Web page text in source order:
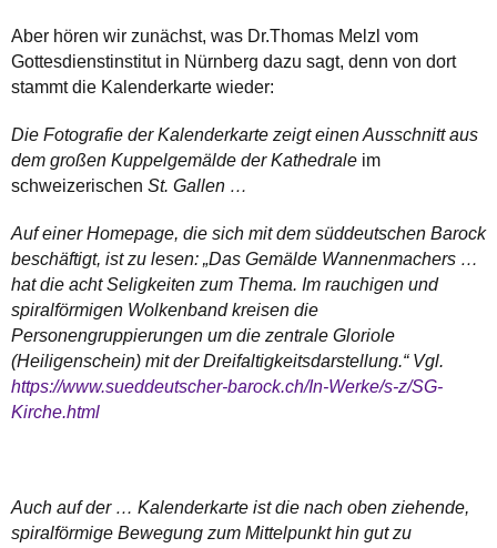
Aber hören wir zunächst, was Dr.Thomas Melzl vom
Gottesdienstinstitut in Nürnberg dazu sagt, denn von dort
stammt die Kalenderkarte wieder:
Die Fotografie der Kalenderkarte zeigt einen Ausschnitt aus
dem großen Kuppelgemälde der Kathedrale im
schweizerischen St. Gallen …
Auf einer Homepage, die sich mit dem süddeutschen Barock
beschäftigt, ist zu lesen: „Das Gemälde Wannenmachers …
hat die acht Seligkeiten zum Thema. Im rauchigen und
spiralförmigen Wolkenband kreisen die
Personengruppierungen um die zentrale Gloriole
(Heiligenschein) mit der Dreifaltigkeitsdarstellung.“ Vgl.
https://www.sueddeutscher-barock.ch/In-Werke/s-z/SG-
Kirche.html
Auch auf der … Kalenderkarte ist die nach oben ziehende,
spiralförmige Bewegung zum Mittelpunkt hin gut zu